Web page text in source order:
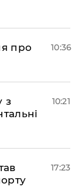
про
10:36
з
10:21
17:23